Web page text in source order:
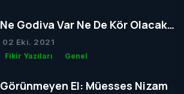
Ne Godiva Var Ne De Kör Olacak
Tom
02 Eki. 2021
Fikir Yazıları Genel
Görünmeyen El: Müesses Nizam